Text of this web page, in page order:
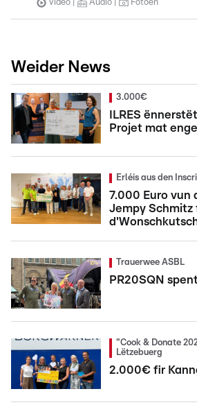
Video Audio Fotoen
Weider News
3.000€
ILRES
Projet mat
Erléis aus den
7.000 Euro vun
Jempy Schmitz
Trauerwee ASBL
PR20SQN
"Cook & Donate
Lëtzebuerg
2.000€ fir